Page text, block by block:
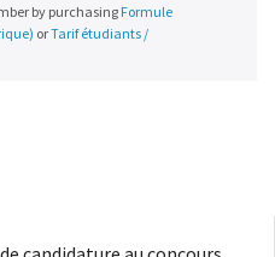
by purchasing Formule
orTarif étudiants /